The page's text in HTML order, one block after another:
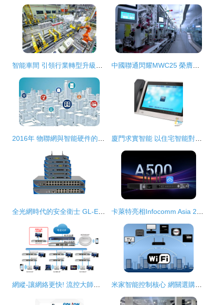
智能車間 引領行業轉型升級的智能網絡設備核心驅動 中國聯通閃耀MWC25 榮膺三項GLOMO大獎，引領智能網絡設備新未來
2016年 物聯網與智能硬件的轉折點 廈門求實智能 以住宅智能對講系統引領智慧生活新篇章
全光網時代的安全衛士 GL-E8016/24U-P系列PoE ONU在安防監控中的應用解析 卡萊特亮相Infocomm Asia 2025，解鎖視覺科技與智能網絡設備新紀元
網縱-讓網絡更快! 流控大師、緩存大師、WIFI大師、網縱智能 米家智能控制核心 網關選購指南